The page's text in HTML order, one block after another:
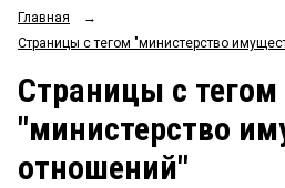
ОБЩЕСТВО
НОВОСТИ КОМПАНИЙ
ПРОИСШЕСТВИЯ
Главная
→
Страницы c тегом "министерство
Страницы c тегом
"министерство
отношений"